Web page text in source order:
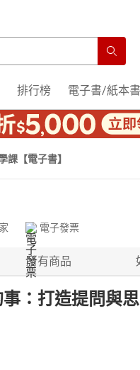
排行榜 電子書/紙本書
課【電子書】
電子發票
所有商品
：打造提問與